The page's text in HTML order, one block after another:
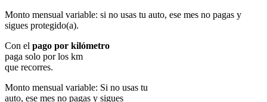
Monto mensual variable: si no usas tu auto, ese mes no pagas y
sigues protegido(a).
Con el pago por kilómetro
paga solo por los km
que recorres.
Monto mensual variable: Si no usas tu
auto, ese mes no pagas y sigues